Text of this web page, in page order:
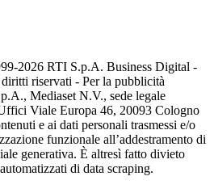
2026 RTI S.p.A. Business Digital -
riservati - Per la pubblicità
Mediaset N.V., sede legale
Viale Europa 46, 20093 Cologno
e ai dati personali trasmessi e/o
funzionale all’addestramento di
generativa. È altresì fatto divieto
di data scraping.